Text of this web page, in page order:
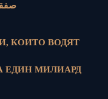
КОИТО ВОДЯТ
ЕДИН МИЛИАРД